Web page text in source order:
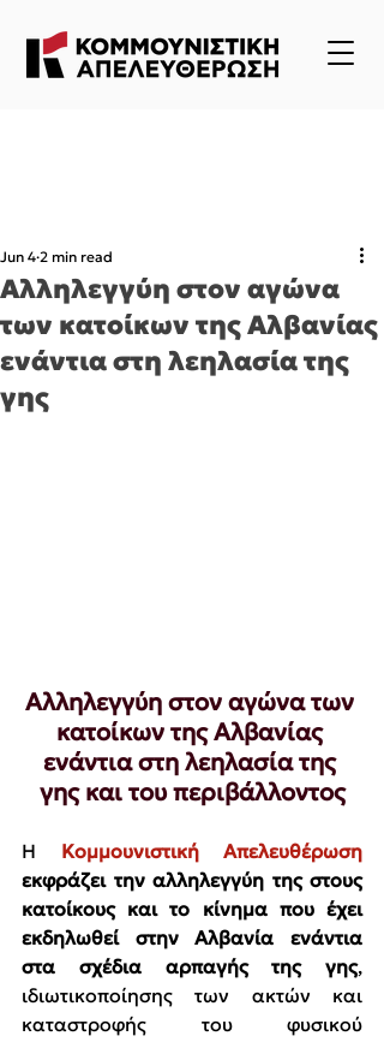
Αλληλεγγύη στον αγώνα
των κατοίκων της Αλβανίας
ενάντια στη λεηλασία της
γης
Jun 4 2 min read
Αλληλεγγύη στον αγώνα των
κατοίκων της Αλβανίας
ενάντια στη λεηλασία της
γης και του περιβάλλοντος
Η Κομμουνιστική Απελευθέρωση
εκφράζει την αλληλεγγύη της στους
κατοίκους και το κίνημα που έχει
εκδηλωθεί στην Αλβανία ενάντια
στα σχέδια αρπαγής της γης,
ιδιωτικοποίησης των ακτών και
καταστροφής του φυσικού